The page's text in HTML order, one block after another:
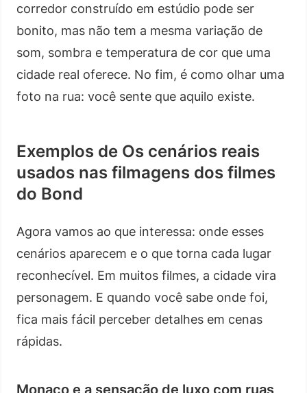
corredor construído em estúdio pode ser
bonito, mas não tem a mesma variação de
som, sombra e temperatura de cor que uma
cidade real oferece. No fim, é como olhar uma
foto na rua: você sente que aquilo existe.
Exemplos de Os cenários reais
usados nas filmagens dos filmes
do Bond
Agora vamos ao que interessa: onde esses
cenários aparecem e o que torna cada lugar
reconhecível. Em muitos filmes, a cidade vira
personagem. E quando você sabe onde foi,
fica mais fácil perceber detalhes em cenas
rápidas.
Monaco e a sensação de luxo com ruas